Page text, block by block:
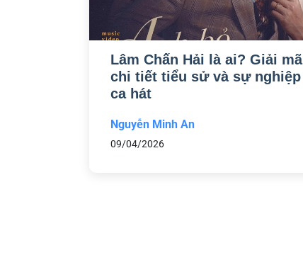
Lâm Chấn Hải là ai? Giải mã
chi tiết tiểu sử và sự nghiệp
ca hát
Nguyễn Minh An
09/04/2026